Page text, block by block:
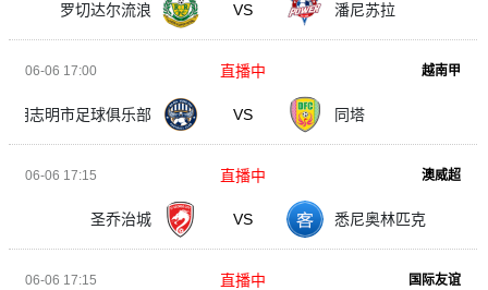
罗切达尔流浪 VS 潘尼苏拉
06-06 17:00 越南甲
胡志明市足球俱乐部 VS 同塔
直播中
06-06 17:15 澳威超
圣乔治城 VS 悉尼奥林匹克
直播中
06-06 17:15 国际友谊
直播中